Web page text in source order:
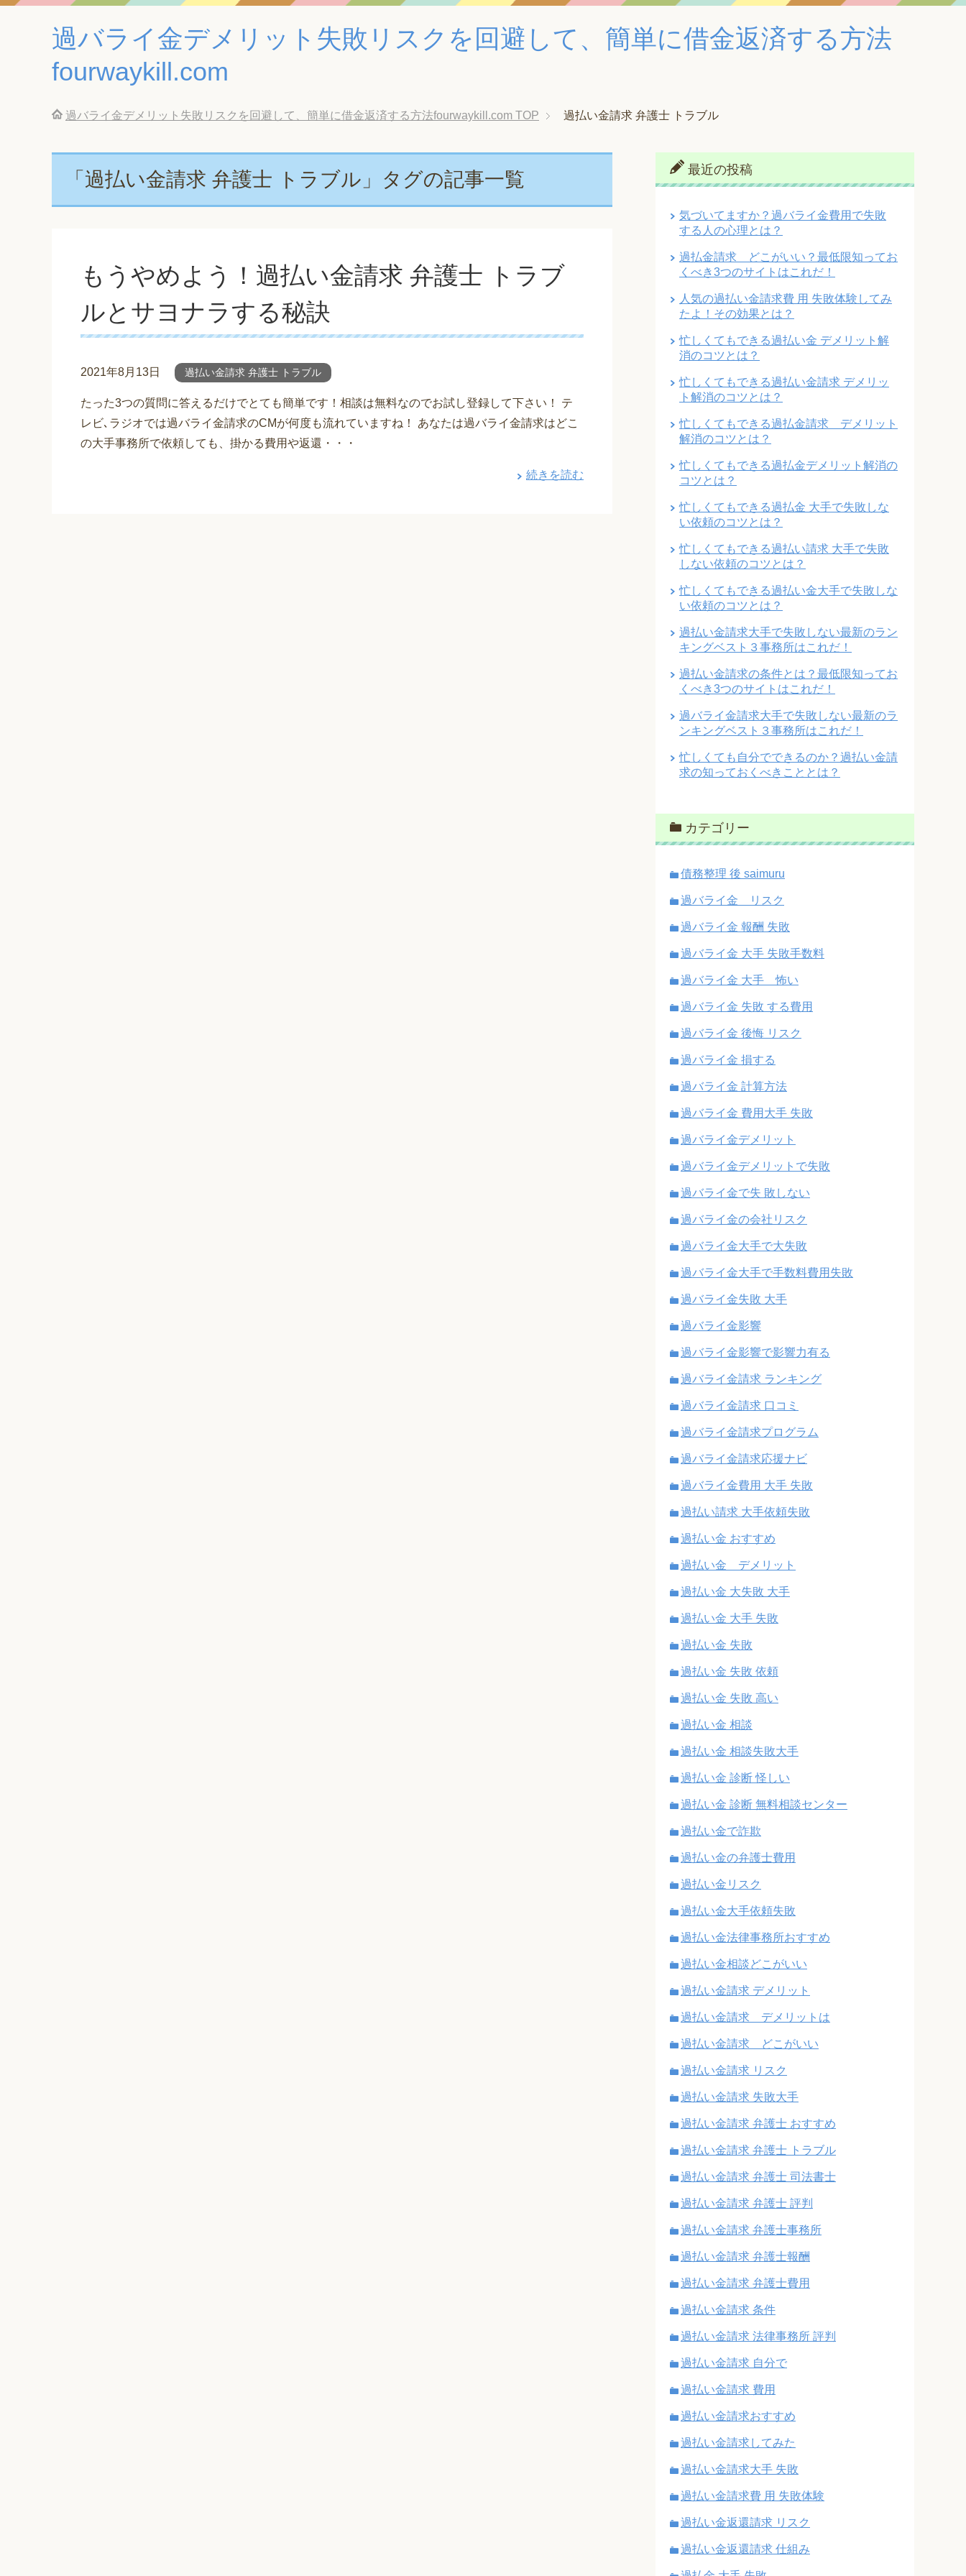
過バライ金デメリット失敗リスクを回避して、簡単に借金返済する方法
fourwaykill.com
過バライ金デメリット失敗リスクを回避して、簡単に借金返済する方法fourwaykill.com TOP 過払い金請求 弁護士 トラブル
「過払い金請求 弁護士 トラブル」タグの記事一覧
もうやめよう！過払い金請求 弁護士 トラブ
ルとサヨナラする秘訣
2021年8月13日 過払い金請求 弁護士 トラブル
たった3つの質問に答えるだけでとても簡単です！相談は無料なのでお試し登録して下さい！ テ
レビ､ラジオでは過バライ金請求のCMが何度も流れていますね！ あなたは過バライ金請求はどこ
の大手事務所で依頼しても、掛かる費用や返還・・・
続きを読む
最近の投稿
気づいてますか？過バライ金費用で失敗
する人の心理とは？
過払金請求 どこがいい？最低限知ってお
くべき3つのサイトはこれだ！
人気の過払い金請求費 用 失敗体験してみ
たよ！その効果とは？
忙しくてもできる過払い金 デメリット解
消のコツとは？
忙しくてもできる過払い金請求 デメリッ
ト解消のコツとは？
忙しくてもできる過払金請求 デメリット
解消のコツとは？
忙しくてもできる過払金デメリット解消の
コツとは？
忙しくてもできる過払金 大手で失敗しな
い依頼のコツとは？
忙しくてもできる過払い請求 大手で失敗
しない依頼のコツとは？
忙しくてもできる過払い金大手で失敗しな
い依頼のコツとは？
過払い金請求大手で失敗しない最新のラン
キングベスト３事務所はこれだ！
過払い金請求の条件とは？最低限知ってお
くべき3つのサイトはこれだ！
過バライ金請求大手で失敗しない最新のラ
ンキングベスト３事務所はこれだ！
忙しくても自分でできるのか？過払い金請
求の知っておくべきこととは？
カテゴリー
債務整理 後 saimuru
過バライ金 リスク
過バライ金 報酬 失敗
過バライ金 大手 失敗手数料
過バライ金 大手 怖い
過バライ金 失敗 する費用
過バライ金 後悔 リスク
過バライ金 損する
過バライ金 計算方法
過バライ金 費用大手 失敗
過バライ金デメリット
過バライ金デメリットで失敗
過バライ金で失 敗しない
過バライ金の会社リスク
過バライ金大手で大失敗
過バライ金大手で手数料費用失敗
過バライ金失敗 大手
過バライ金影響
過バライ金影響で影響力有る
過バライ金請求 ランキング
過バライ金請求 口コミ
過バライ金請求プログラム
過バライ金請求応援ナビ
過バライ金費用 大手 失敗
過払い請求 大手依頼失敗
過払い金 おすすめ
過払い金 デメリット
過払い金 大失敗 大手
過払い金 大手 失敗
過払い金 失敗
過払い金 失敗 依頼
過払い金 失敗 高い
過払い金 相談
過払い金 相談失敗大手
過払い金 診断 怪しい
過払い金 診断 無料相談センター
過払い金で詐欺
過払い金の弁護士費用
過払い金リスク
過払い金大手依頼失敗
過払い金法律事務所おすすめ
過払い金相談どこがいい
過払い金請求 デメリット
過払い金請求 デメリットは
過払い金請求 どこがいい
過払い金請求 リスク
過払い金請求 失敗大手
過払い金請求 弁護士 おすすめ
過払い金請求 弁護士 トラブル
過払い金請求 弁護士 司法書士
過払い金請求 弁護士 評判
過払い金請求 弁護士事務所
過払い金請求 弁護士報酬
過払い金請求 弁護士費用
過払い金請求 条件
過払い金請求 法律事務所 評判
過払い金請求 自分で
過払い金請求 費用
過払い金請求おすすめ
過払い金請求してみた
過払い金請求大手 失敗
過払い金請求費 用 失敗体験
過払い金返還請求 リスク
過払い金返還請求 仕組み